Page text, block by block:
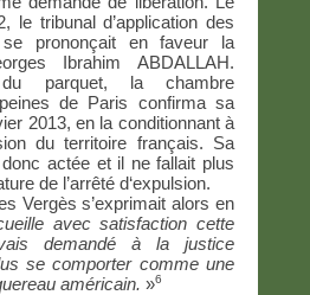
le tribunal d’application des
prononçait en faveur la
Ibrahim ABDALLAH.
du parquet, la chambre
de Paris confirma sa
2013, en la conditionnant à
du territoire français. Sa
actée et il ne fallait plus
de l’arrêté d‘expulsion.
Vergès s’exprimait alors en
avec satisfaction cette
demandé à la justice
se comporter comme une
américain. »6